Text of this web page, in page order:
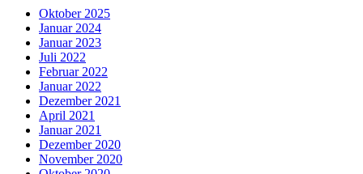
Oktober 2025
Januar 2024
Januar 2023
Juli 2022
Februar 2022
Januar 2022
Dezember 2021
April 2021
Januar 2021
Dezember 2020
November 2020